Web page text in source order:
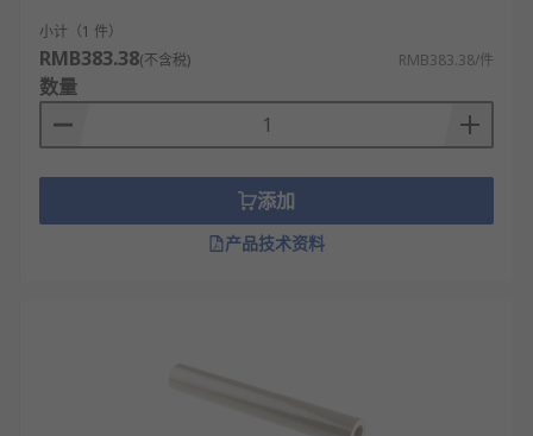
塑料管的应用
塑料管主要用作房屋建筑的自来水供水系统配管、排
水、排气和排污卫生管、地下排水管系统、雨水管以
及电线安装配套用的穿线管等。
RS欧时为您提供了不同品牌的塑料管，如RS PRO等
多款不同规格、型号的产品供您挑选，从而满足不同
小计（1 件）
RMB383.38(不含税) RMB383.38/件
数量
添加
产品技术资料